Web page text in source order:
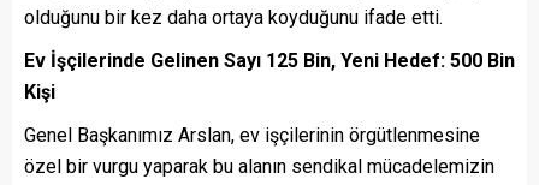
olduğunu bir kez daha ortaya koyduğunu ifade etti.
Ev İşçilerinde Gelinen Sayı 125 Bin, Yeni Hedef: 500 Bin
Kişi
Genel Başkanımız Arslan, ev işçilerinin örgütlenmesine
özel bir vurgu yaparak bu alanın sendikal mücadelemizin